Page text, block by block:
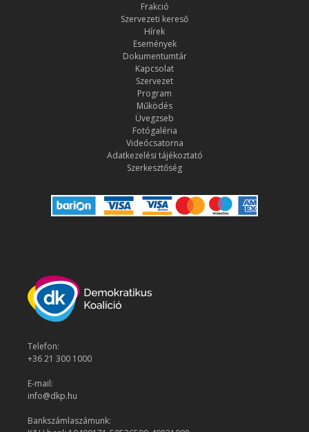
Frakció
Szervezeti kereső
Hírek
Események
Dokumentumtár
Kapcsolat
Szervezet
Program
Működés
Üvegzseb
Fotógaléria
Videócsatorna
Adatkezelési tájékoztató
Szerkesztőség
Telefon:
+36 21 300 1000
E-mail:
info@dkp.hu
Bankszámlaszámunk: